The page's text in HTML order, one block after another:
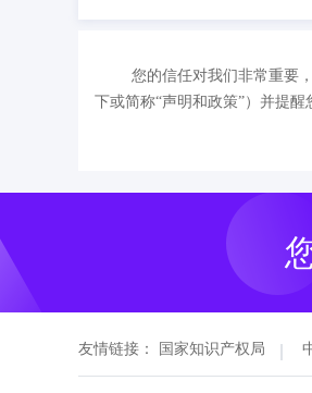
您的信任对我们非常重要
下或简称“声明和政策”）并提醒
友情链接： 国家知识产权局